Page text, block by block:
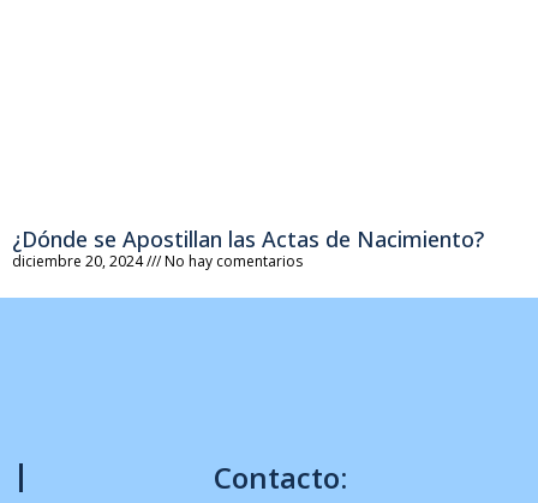
¿Dónde se Apostillan las Actas de Nacimiento?
diciembre 20, 2024 No hay comentarios
Contacto: